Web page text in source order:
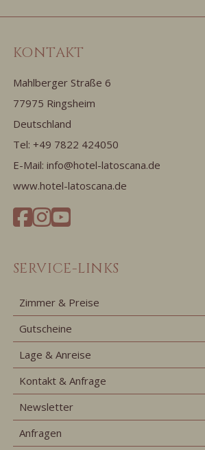
KONTAKT
Mahlberger Straße 6
77975 Ringsheim
Deutschland
Tel: +49 7822 424050
E-Mail: info@hotel-latoscana.de
www.hotel-latoscana.de
SERVICE-LINKS
Zimmer & Preise
Gutscheine
Lage & Anreise
Kontakt & Anfrage
Newsletter
Anfragen